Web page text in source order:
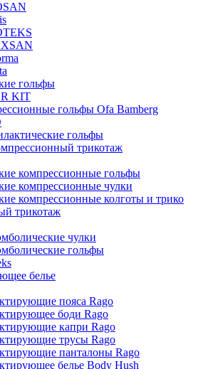
гольфы
KIT
гольфы Ofa Bamberg
гольфы
трикотаж
компрессионные гольфы
компрессионные чулки
компрессионные колготы и трико
трикотаж
чулки
гольфы
белье
пояса Rago
боди Rago
капри Rago
трусы Rago
панталоны Rago
белье Body Hush